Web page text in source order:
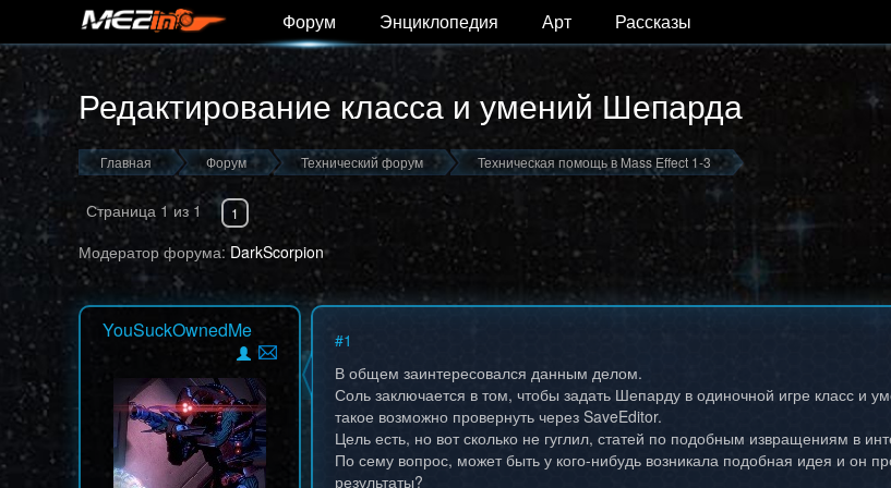
Форум Энциклопедия Арт Рассказы
Редактирование класса и умений Шепарда
Главная Форум Технический форум Техническая помощь в Mass Effect 1-3
Страница 1из 1 1
Модератор форума:DarkScorpion
YouSuckOwnedMe #1
В общем заинтересовался данным делом.
Соль заключается в том, чтобы задать Шепарду в одиночной игре класс и
такое возможно провернуть через SaveEditor.
Цель есть, но вот сколько не гуглил, статей по подобным извращениям в
По сему вопрос, может быть у кого-нибудь возникала подобная идея и он
результаты?